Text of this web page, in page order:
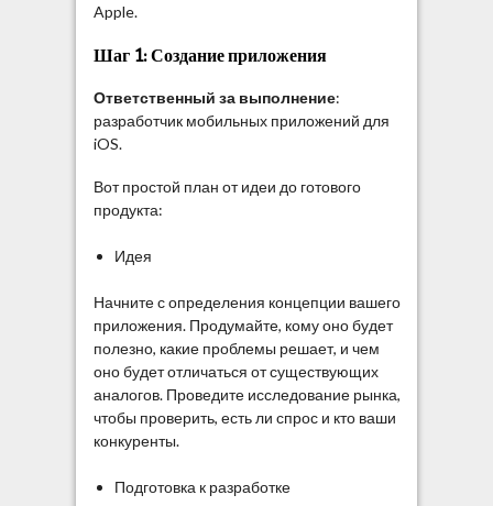
Apple.
Шаг 1: Создание приложения
Ответственный за выполнение:
разработчик мобильных приложений для
iOS.
Вот простой план от идеи до готового
продукта:
Идея
Начните с определения концепции вашего
приложения. Продумайте, кому оно будет
полезно, какие проблемы решает, и чем
оно будет отличаться от существующих
аналогов. Проведите исследование рынка,
чтобы проверить, есть ли спрос и кто ваши
конкуренты.
Подготовка к разработке